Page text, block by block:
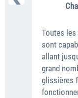
Toutes
sont
allant
grand
glissières